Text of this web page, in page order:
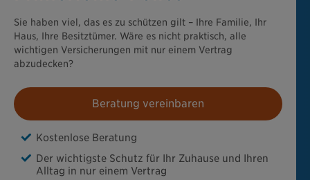
Sie haben viel, das es zu schützen gilt – Ihre Familie, Ihr
Haus, Ihre Besitztümer. Wäre es nicht praktisch, alle
wichtigen Versicherungen mit nur einem Vertrag
abzudecken?
Beratung vereinbaren
Kostenlose Beratung
Der wichtigste Schutz für Ihr Zuhause und Ihren
Alltag in nur einem Vertrag